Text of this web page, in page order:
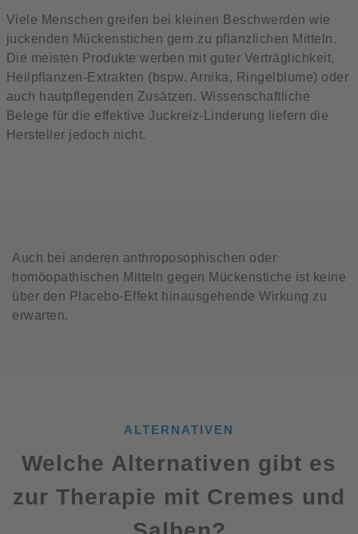
Viele Menschen greifen bei kleinen Beschwerden wie
juckenden Mückenstichen gern zu pflanzlichen Mitteln.
Die meisten Produkte werben mit guter Verträglichkeit,
Heilpflanzen-Extrakten (bspw. Arnika, Ringelblume) oder
auch hautpflegenden Zusätzen. Wissenschaftliche
Belege für die effektive Juckreiz-Linderung liefern die
Hersteller jedoch nicht.
Auch bei anderen anthroposophischen oder
homöopathischen Mitteln gegen Mückenstiche ist keine
über den Placebo-Effekt hinausgehende Wirkung zu
erwarten.
ALTERNATIVEN
Welche Alternativen gibt es
zur Therapie mit Cremes und